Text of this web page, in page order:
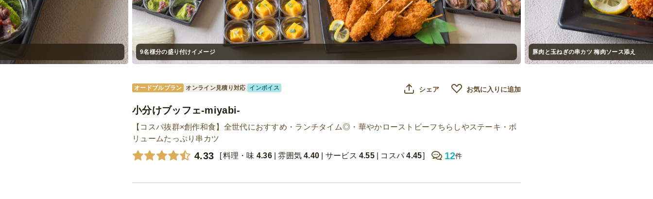
9名様分の盛り付けイメージ 豚肉と玉ねぎの串カツ 梅肉ソース添え
オードブルプラン オンライン見積り対応 インボイス シェア お気に入りに追加
小分けブッフェ-miyabi-
【コスパ抜群×創作和食】全世代におすすめ・ランチタイム◎・華やかローストビーフちらしやステーキ・ボ
リュームたっぷり串カツ
4.33 料理・味 4.36 雰囲気 4.40 サービス 4.55 コスパ 4.45 12件